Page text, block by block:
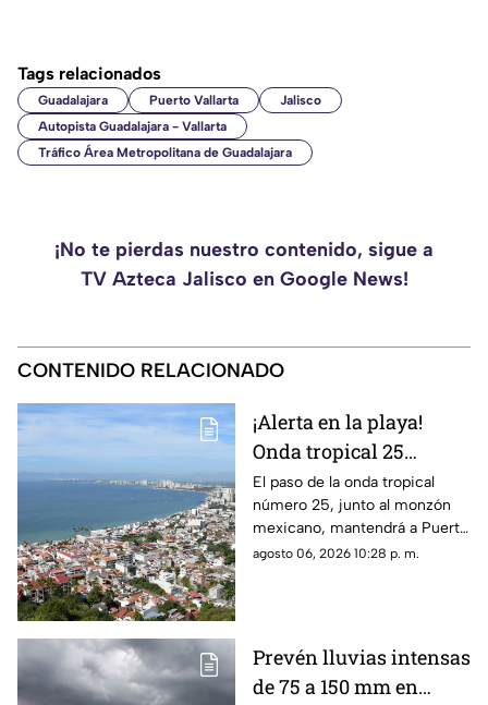
Tags relacionados
Guadalajara Puerto Vallarta
Jalisco
Autopista Guadalajara - Vallarta
Tráfico Área Metropolitana de Guadalajara
¡No te pierdas nuestro contenido, sigue a
TV Azteca Jalisco en Google News!
CONTENIDO RELACIONADO
¡Alerta en la playa!
Onda tropical 25
desatará lluvias
intensas y tormentas
en Puerto Vallarta
El paso de la onda tropical
número 25, junto al monzón
mexicano, mantendrá a Puerto
Vallarta bajo un temporal de
agosto 06, 2026 10:28 p. m.
Prevén lluvias intensas
de 75 a 150 mm en